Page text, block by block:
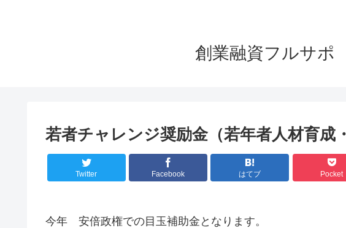
創業融資フルサ
若者チャレンジ奨励金（若年者人材育成
Twitter Facebook はてブ Pocket
今年 安倍政権での目玉補助金となります。